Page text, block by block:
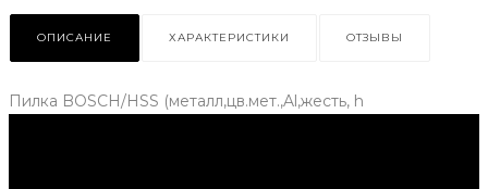
ОПИСАНИЕ ХАРАКТЕРИСТИКИ ОТЗЫВЫ
Пилка BOSCH/HSS (металл,цв.мет.,Al,жесть, h